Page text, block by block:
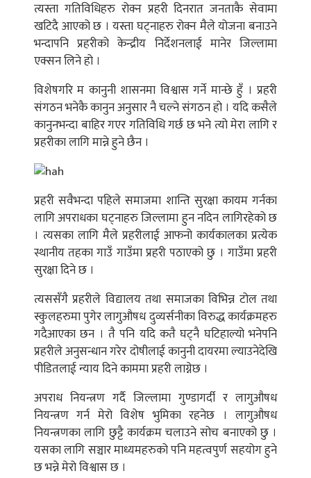
त्यस्ता गतिविधिहरु रोक्न प्रहरी दिनरात जनताकै सेवामा
खटिदै आएको छ । यस्ता घट्नाहरु रोक्न मैले योजना बनाउने
भन्दापनि प्रहरीको केन्द्रीय निर्देशनलाई मानेर जिल्लामा
एक्सन लिने हो ।
विशेषगरि म कानुनी शासनमा विश्वास गर्ने मान्छे हुँ । प्रहरी
संगठन भनेकै कानुन अनुसार नै चल्ने संगठन हो । यदि कसैले
कानुनभन्दा बाहिर गएर गतिविधि गर्छ छ भने त्यो मेरा लागि र
प्रहरीका लागि मान्ने हुने छैन ।
प्रहरी सवैभन्दा पहिले समाजमा शान्ति सुरक्षा कायम गर्नका
लागि अपराधका घट्नाहरु जिल्लामा हुन नदिन लागिरहेको छ
। त्यसका लागि मैले प्रहरीलाई आफनो कार्यकालका प्रत्येक
स्थानीय तहका गाउँ गाउँमा प्रहरी पठाएको छु । गाउँमा प्रहरी
सुरक्षा दिने छ ।
त्यससँगै प्रहरीले विद्यालय तथा समाजका विभिन्न टोल तथा
स्कुलहरुमा पुगेर लागुऔषध दुव्यर्सनीका विरुद्ध कार्यक्रमहरु
गदैआएका छन । तै पनि यदि कतै घट्नै घटिहाल्यो भनेपनि
प्रहरीले अनुसन्धान गरेर दोषीलाई कानुनी दायरमा ल्याउनेदेखि
पीडितलाई न्याय दिने काममा प्रहरी लाग्नेछ ।
अपराध नियन्त्रण गर्दै जिल्लामा गुण्डागर्दी र लागुऔषध
नियन्त्रण गर्न मेरो विशेष भुमिका रहनेछ । लागुऔषध
नियन्त्रणका लागि छुट्टै कार्यक्रम चलाउने सोच बनाएको छु ।
यसका लागि सञ्चार माध्यमहरुको पनि महत्वपुर्ण सहयोग हुने
छ भन्ने मेरो विश्वास छ ।